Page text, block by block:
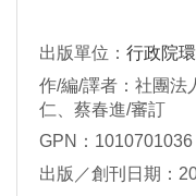
出版單位： 行政院
作/編/譯者：社團法
仁、蔡春進/審訂
GPN：1010701036
出版／創刊日期：